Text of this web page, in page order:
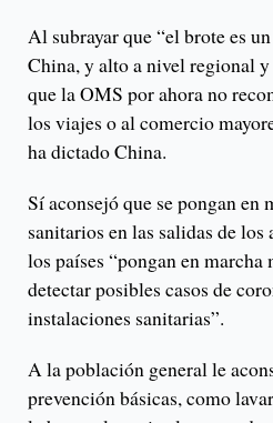
Al subrayar que “el brote es
China, y alto a nivel regional
que la OMS por ahora no
los viajes o al comercio
ha dictado China.
Sí aconsejó que se pongan en
sanitarios en las salidas de
los países “pongan en marcha
detectar posibles casos de
instalaciones sanitarias”.
A la población general le
prevención básicas, como